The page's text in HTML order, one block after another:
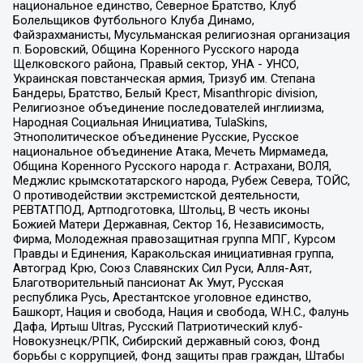
национальное единство, Северное Братство, Клуб
Болельщиков Футбольного Клуба Динамо,
Файзрахманисты, Мусульманская религиозная организация
п. Боровский, Община Коренного Русского народа
Щелковского района, Правый сектор, УНА - УНСО,
Украинская повстанческая армия, Тризуб им. Степана
Бандеры, Братство, Белый Крест, Misanthropic division,
Религиозное объединение последователей инглиизма,
Народная Социальная Инициатива, TulaSkins,
Этнополитическое объединение Русские, Русское
национальное объединение Атака, Мечеть Мирмамеда,
Община Коренного Русского народа г. Астрахани, ВОЛЯ,
Меджлис крымскотатарского народа, Рубеж Севера, ТОЙС,
О противодействии экстремистской деятельности,
РЕВТАТПОД, Артподготовка, Штольц, В честь иконы
Божией Матери Державная, Сектор 16, Независимость,
Фирма, Молодежная правозащитная группа МПГ, Курсом
Правды и Единения, Каракольская инициативная группа,
Автоград Крю, Союз Славянских Сил Руси, Алля-Аят,
Благотворительный пансионат Ак Умут, Русская
республика Русь, Арестантское уголовное единство,
Башкорт, Нация и свобода, Нация и свобода, W.H.С., Фалунь
Дафа, Иртыш Ultras, Русский Патриотический клуб-
Новокузнецк/РПК, Сибирский державный союз, Фонд
борьбы с коррупцией, Фонд защиты прав граждан, Штабы